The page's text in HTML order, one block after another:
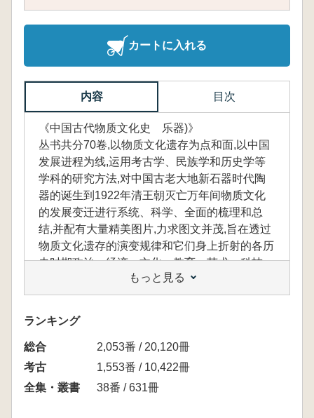
カートに入れる
内容 目次
《中国古代物质文化史 乐器)》
丛书共分70卷,以物质文化遗存为点和面,以中国
发展进程为线,运用考古学、民族学和历史学等
学科的研究方法,对中国古老大地新石器时代陶
器的诞生到1922年清王朝灭亡万年间物质文化
的发展变迁进行系统、科学、全面的梳理和总
结,并配有大量精美图片,力求图文并茂,旨在透过
物质文化遗存的演变规律和它们身上折射的各历
史时期政治、经济、文化、教育、艺术、科技、
社会生产、社会生活等各种信息,揭示中国文明
的发展过程,弥补中国历史研究只重视政治、经
济、文化历史而轻视物质文明历史的不足,还原
历史本来面貌。本卷为古代乐器的内容。
もっと見る
ランキング
総合
2,053番 / 20,120冊
考古
1,553番 / 10,422冊
全集・叢書
38番 / 631冊